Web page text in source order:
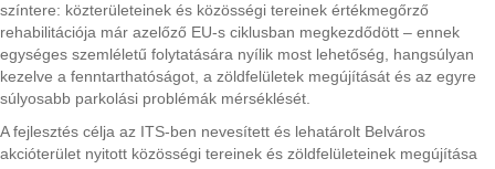
színtere: közterületeinek és közösségi tereinek értékmegőrző
rehabilitációja már azelőző EU-s ciklusban megkezdődött – ennek
egységes szemléletű folytatására nyílik most lehetőség, hangsúlyan
kezelve a fenntarthatóságot, a zöldfelületek megújítását és az egyre
súlyosabb parkolási problémák mérséklését.
A fejlesztés célja az ITS-ben nevesített és lehatárolt Belváros
akcióterület nyitott közösségi tereinek és zöldfelületeinek megújítása